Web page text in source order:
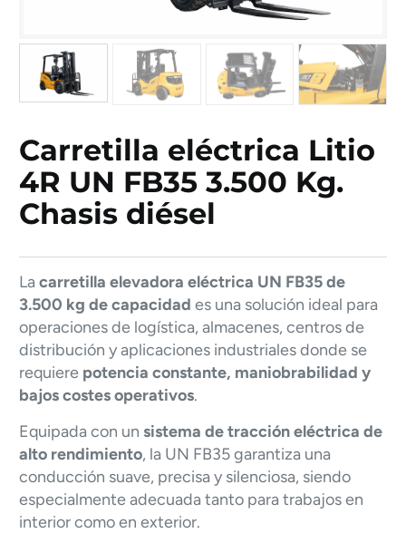
Carretilla eléctrica Litio
4R UN FB35 3.500 Kg.
Chasis diésel
Lacarretilla elevadora eléctrica UN FB35 de
3.500 kg de capacidades una solución ideal para
operaciones de logística, almacenes, centros de
distribución y aplicaciones industriales donde se
requiere potencia constante, maniobrabilidad y
bajos costes operativos.
Equipada con unsistema de tracción eléctrica de
alto rendimiento, la UN FB35 garantiza una
conducción suave, precisa y silenciosa, siendo
especialmente adecuada tanto para trabajos en
interior como en exterior.